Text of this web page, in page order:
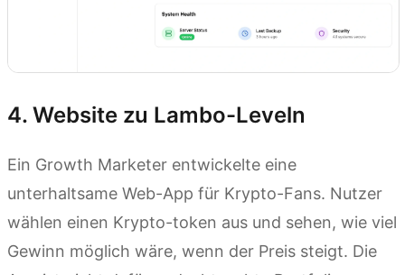
4. Website zu Lambo-Leveln
Ein Growth Marketer entwickelte eine
unterhaltsame Web-App für Krypto-Fans. Nutzer
wählen einen Krypto-token aus und sehen, wie viel
Gewinn möglich wäre, wenn der Preis steigt. Die